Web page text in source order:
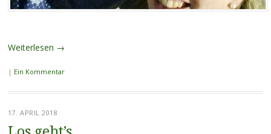
Weiterlesen →
| Ein Kommentar
17. APRIL 2018